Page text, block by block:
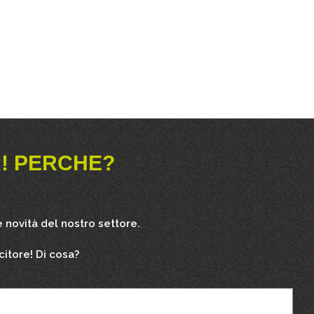
PERCHE?
novità del nostro settore.
Di cosa?